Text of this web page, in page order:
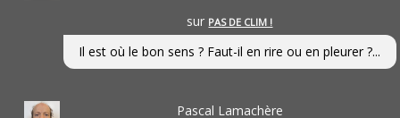
sur PAS DE CLIM !
Il est où le bon sens ? Faut-il en rire ou en pleurer ?...
Pascal Lamachère